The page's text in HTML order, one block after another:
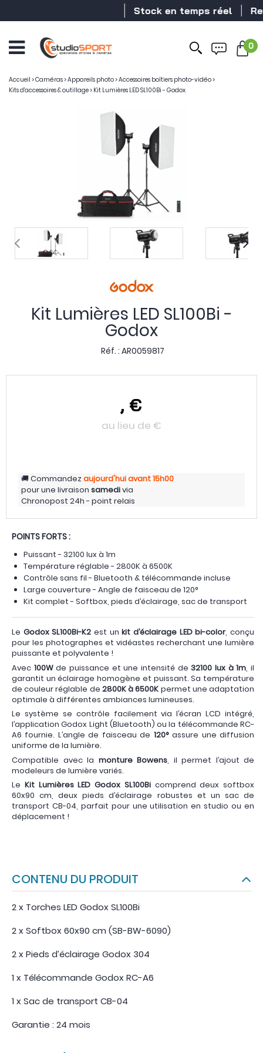
Stock en temps réel
0
Accueil >Caméras>Appareils photo>Accessoires boîtiers photo-vidéo>
Kits d'accessoires & outillage> Kit Lumières LED SL100Bi - Godox
Kit Lumières LED SL100Bi -
Godox
Réf. : AR0059817
, €
au lieu de €
Commandezaujourd'huiavant 15h00
pour une livraison samedivia
Chronopost 24h - point relais
POINTS FORTS :
Puissant - 32100 lux à 1m
Température réglable - 2800K à 6500K
Contrôle sans fil - Bluetooth & télécommande incluse
Large couverture - Angle de faisceau de 120°
Kit complet - Softbox, pieds d’éclairage, sac de transport
Le Godox SL100Bi-K2 est unkit d’éclairage LED bi-color, conçu
pour les photographes et vidéastes recherchant une lumière
puissante et polyvalente !
Avec 100Wde puissance et une intensité de32100 lux à 1m , il
garantit un éclairage homogène et puissant. Sa température
de couleur réglable de 2800K à 6500K permet une adaptation
optimale à différentes ambiances lumineuses.
Le système se contrôle facilement via l’écran LCD intégré,
l’application Godox Light (Bluetooth) ou la télécommande RC-
A6 fournie. L’angle de faisceau de 120°assure une diffusion
uniforme de la lumière.
Compatible avec la monture Bowens , il permet l’ajout de
modeleurs de lumière variés.
Le Kit Lumières LED Godox SL100Bicomprend deux softbox
60x90 cm, deux pieds d’éclairage robustes et un sac de
transport CB-04, parfait pour une utilisation en studio ou en
déplacement !
CONTENU DU PRODUIT
2 x Torches LED Godox SL100Bi
2 x Softbox 60x90 cm (SB-BW-6090)
2 x Pieds d’éclairage Godox 304
1 x Télécommande Godox RC-A6
1 x Sac de transport CB-04
Garantie : 24 mois